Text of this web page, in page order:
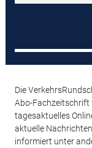
Die
Abo-Fachzeitschrift
tagesaktuelles
aktuelle
informiert unter